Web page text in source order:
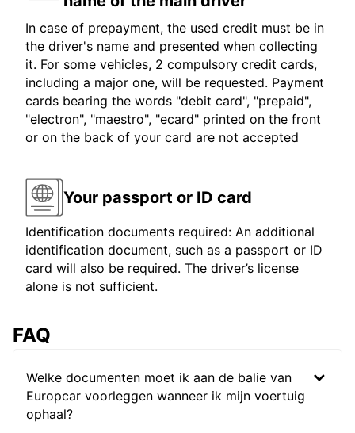
In case of prepayment, the used credit must be in
the driver's name and presented when collecting
it. For some vehicles, 2 compulsory credit cards,
including a major one, will be requested. Payment
cards bearing the words "debit card", "prepaid",
"electron", "maestro", "ecard" printed on the front
or on the back of your card are not accepted
Your passport or ID card
Identification documents required: An additional
identification document, such as a passport or ID
card will also be required. The driver’s license
alone is not sufficient.
FAQ
Welke documenten moet ik aan de balie van
Europcar voorleggen wanneer ik mijn voertuig
ophaal?